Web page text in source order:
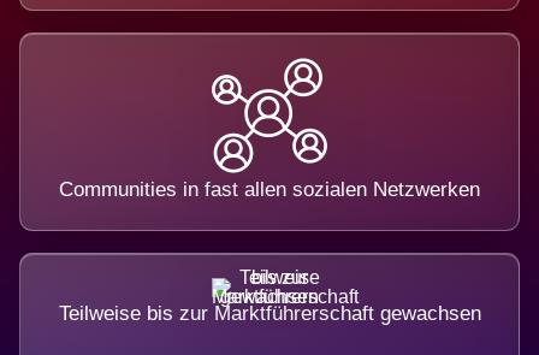
Communities in fast allen sozialen Netzwerken
Teilweise bis zur Marktführerschaft gewachsen